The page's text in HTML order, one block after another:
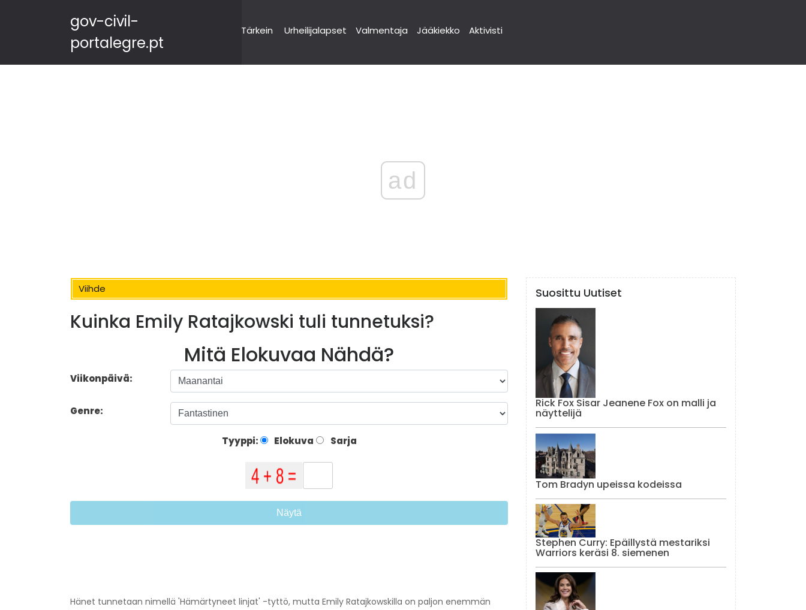
gov-civil-
portalegre.pt
Tärkein Urheilijalapset Valmentaja Jääkiekko Aktivisti
ad
Viihde
Kuinka Emily Ratajkowski tuli tunnetuksi?
Mitä Elokuvaa Nähdä?
Viikonpäivä:
Genre:
Tyyppi: Elokuva Sarja
Näytä
Hänet tunnetaan nimellä 'Hämärtyneet linjat' -tyttö, mutta Emily Ratajkowskilla on paljon enemmän
Suosittu Uutiset
Rick Fox Sisar Jeanene Fox on malli ja
näyttelijä
Tom Bradyn upeissa kodeissa
Stephen Curry: Epäillystä mestariksi
Warriors keräsi 8. siemenen